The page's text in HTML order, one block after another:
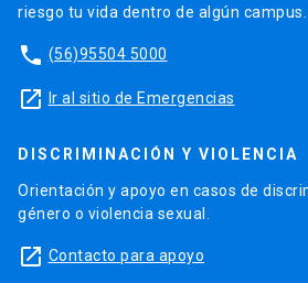
riesgo tu vida dentro de algún campus.
phone (56)95504 5000
launch Ir al sitio de Emergencias
DISCRIMINACIÓN Y VIOLENCIA
Orientación y apoyo en casos de
género o violencia sexual.
launch Contacto para apoyo